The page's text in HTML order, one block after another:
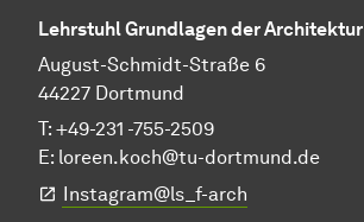
Lehrstuhl Grundlagen der Architektur
August-Schmidt-Straße 6
44227 Dortmund
T: +49-231 -755-2509
E: loreen.koch@tu-dortmund.de
Instagram@ls_f-arch